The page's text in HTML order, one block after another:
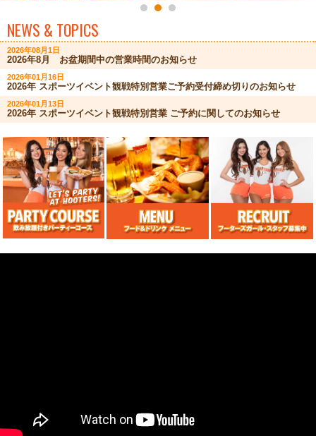
NEWS & TOPICS
2026年08月1日
2026年8月 お盆期間中の営業時間のお知らせ
2026年01月16日
2026年 スポーツイベント観戦特別営業ご予約受付締め切りのお知らせ
2026年01月13日
2026年 スポーツイベント観戦特別営業 ご予約に関してのお知らせ